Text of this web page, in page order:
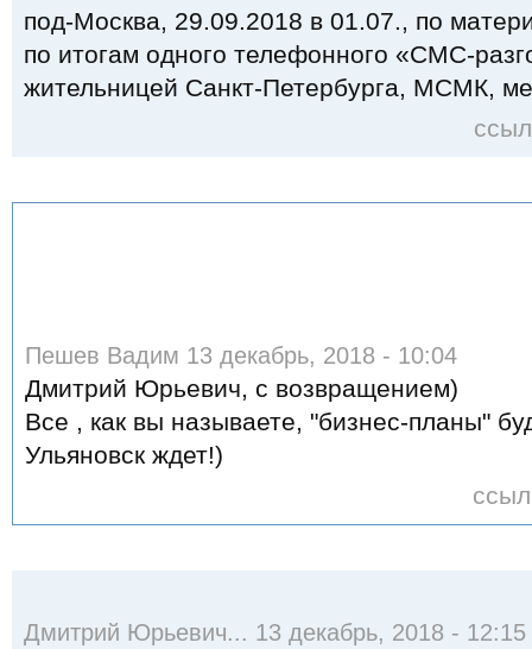
под-Москва, 29.09.2018 в 01.07., по
по итогам одного телефонного «СМС-
жительницей Санкт-Петербурга, МСМК,
Пешев Вадим 13 декабрь, 2018 - 10:04
Дмитрий Юрьевич, с возвращением)
Все , как вы называете, "бизнес-планы"
Ульяновск ждет!)
Дмитрий Юрьевич... 13 декабрь, 2018 - 12:15